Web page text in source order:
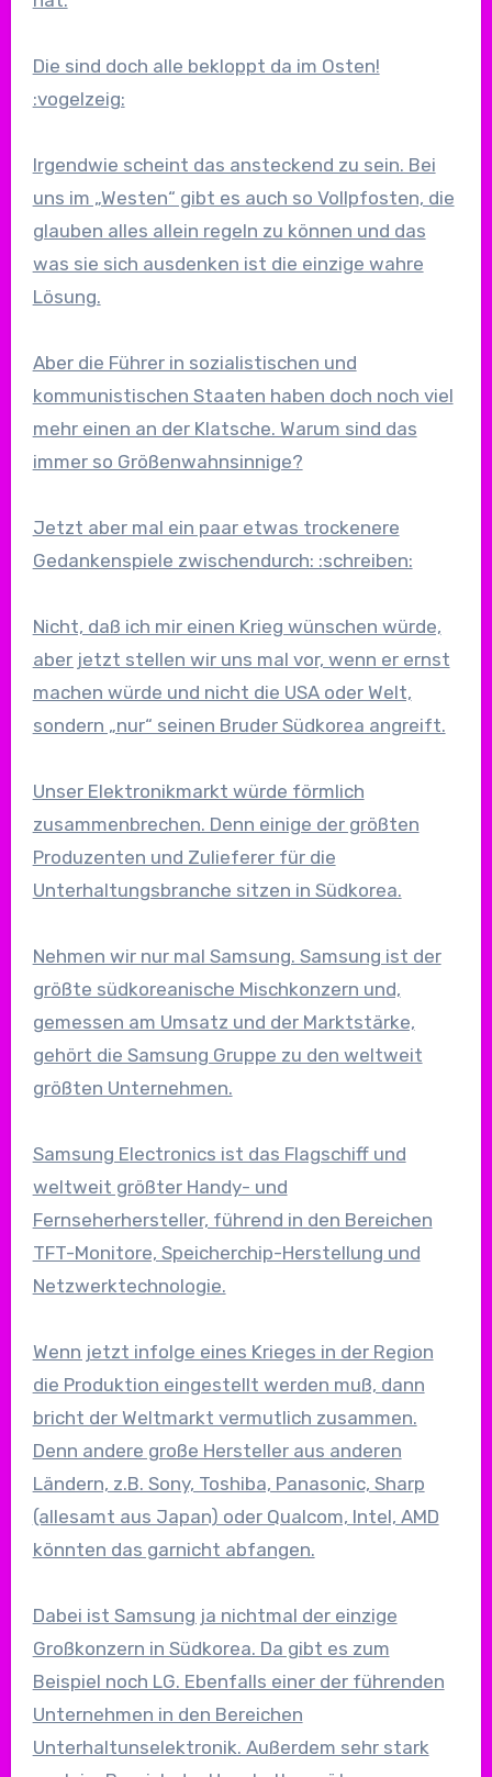
Die sind doch alle bekloppt da im Osten!
:vogelzeig:
Irgendwie scheint das ansteckend zu sein. Bei
uns im „Westen“ gibt es auch so Vollpfosten, die
glauben alles allein regeln zu können und das
was sie sich ausdenken ist die einzige wahre
Lösung.
Aber die Führer in sozialistischen und
kommunistischen Staaten haben doch noch viel
mehr einen an der Klatsche. Warum sind das
immer so Größenwahnsinnige?
Jetzt aber mal ein paar etwas trockenere
Gedankenspiele zwischendurch: :schreiben:
Nicht, daß ich mir einen Krieg wünschen würde,
aber jetzt stellen wir uns mal vor, wenn er ernst
machen würde und nicht die USA oder Welt,
sondern „nur“ seinen Bruder Südkorea angreift.
Unser Elektronikmarkt würde förmlich
zusammenbrechen. Denn einige der größten
Produzenten und Zulieferer für die
Unterhaltungsbranche sitzen in Südkorea.
Nehmen wir nur mal Samsung. Samsung ist der
größte südkoreanische Mischkonzern und,
gemessen am Umsatz und der Marktstärke,
gehört die Samsung Gruppe zu den weltweit
größten Unternehmen.
Samsung Electronics ist das Flagschiff und
weltweit größter Handy- und
Fernseherhersteller, führend in den Bereichen
TFT-Monitore, Speicherchip-Herstellung und
Netzwerktechnologie.
Wenn jetzt infolge eines Krieges in der Region
die Produktion eingestellt werden muß, dann
bricht der Weltmarkt vermutlich zusammen.
Denn andere große Hersteller aus anderen
Ländern, z.B. Sony, Toshiba, Panasonic, Sharp
(allesamt aus Japan) oder Qualcom, Intel, AMD
könnten das garnicht abfangen.
Dabei ist Samsung ja nichtmal der einzige
Großkonzern in Südkorea. Da gibt es zum
Beispiel noch LG. Ebenfalls einer der führenden
Unternehmen in den Bereichen
Unterhaltunselektronik. Außerdem sehr stark